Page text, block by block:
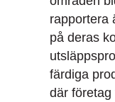
rapportera
på deras
färdiga
där